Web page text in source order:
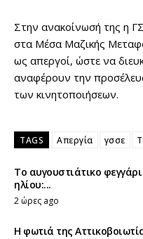
Στην ανακοίνωσή της η
στα Μέσα Μαζικής
ως απεργοί, ώστε να
αναφέρουν την
των κινητοποιήσεων.
TAGS Απεργία γσσε
Το αυγουστιάτικο
ηλίου:...
2 ώρες ago
Η φωτιά της